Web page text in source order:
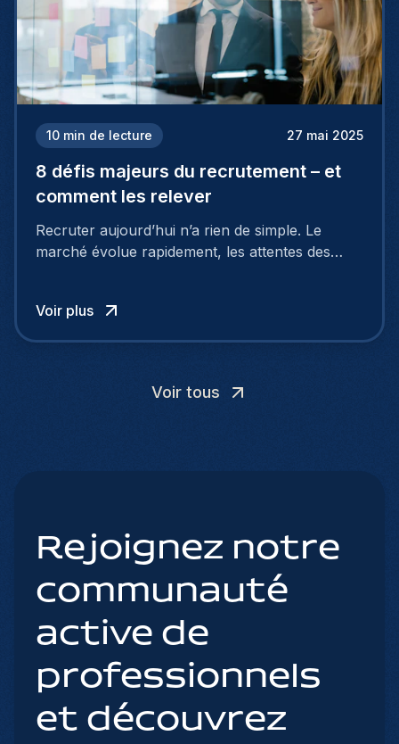
10 min de lecture 27 mai 2025
8 défis majeurs du recrutement – et
comment les relever
Recruter aujourd’hui n’a rien de simple. Le
marché évolue rapidement, les attentes des
profils qualifiés, processus trop longs, mauvaise
image employeur… Et surtout : les candidats ne
Voir plus
Voir tous
Rejoignez notre
communauté
active de
professionnels
et découvrez